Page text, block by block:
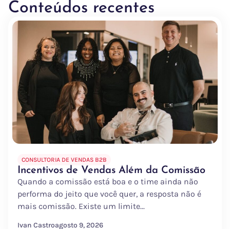
Conteúdos recentes
CONSULTORIA DE VENDAS B2B
Incentivos de Vendas Além da Comissão
Quando a comissão está boa e o time ainda não
performa do jeito que você quer, a resposta não é
mais comissão. Existe um limite...
Ivan Castroagosto 9, 2026